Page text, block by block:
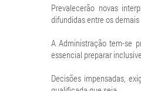
Prevalecerão novas
difundidas entre os
A Administração tem-se
essencial preparar
Decisões impensadas,